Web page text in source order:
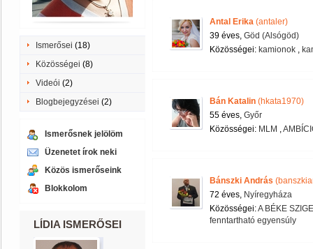
Ismerősei (18)
Közösségei (8)
Videói (2)
Blogbejegyzései (2)
Ismerősnek jelölöm
Üzenetet írok neki
Közös ismerőseink
Blokkolom
LÍDIA ISMERŐSEI
Antal Erika (antaler)
39 éves, Göd (Alsógöd)
Közösségei: kamionok ,
Bán Katalin (hkata1970)
55 éves, Győr
Közösségei: MLM ,
Bánszki András
72 éves, Nyíregyháza
Közösségei:A BÉKE
fenntartható egyensúly